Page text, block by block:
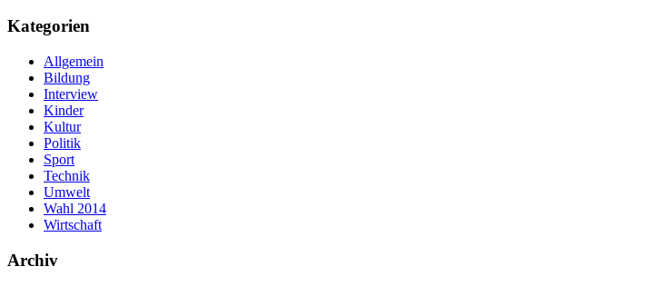
Kategorien
Allgemein
Bildung
Interview
Kinder
Kultur
Politik
Sport
Technik
Umwelt
Wahl 2014
Wirtschaft
Archiv